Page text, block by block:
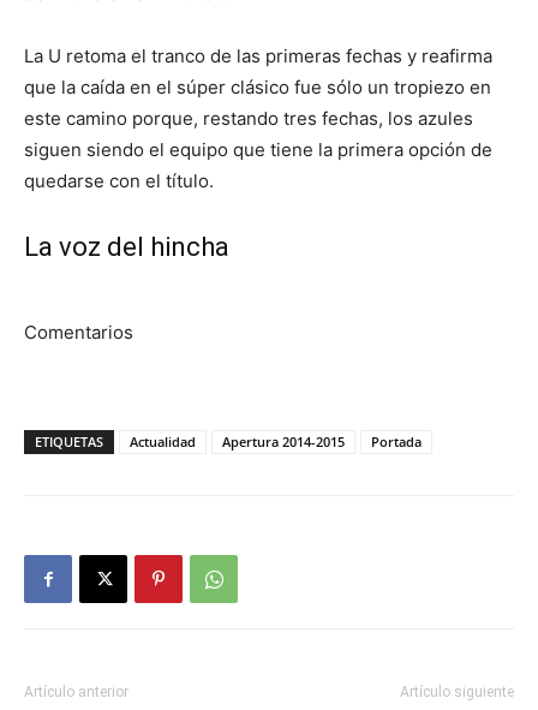
La U retoma el tranco de las primeras fechas y reafirma
que la caída en el súper clásico fue sólo un tropiezo en
este camino porque, restando tres fechas, los azules
siguen siendo el equipo que tiene la primera opción de
quedarse con el título.
La voz del hincha
Comentarios
ETIQUETAS Actualidad Apertura 2014-2015 Portada
Artículo anterior Artículo siguiente